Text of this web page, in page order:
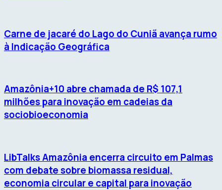
Carne de jacaré do Lago do Cuniã avança rumo
à Indicação Geográfica
Amazônia+10 abre chamada de R$ 107,1
milhões para inovação em cadeias da
sociobioeconomia
LibTalks Amazônia encerra circuito em Palmas
com debate sobre biomassa residual,
economia circular e capital para inovação